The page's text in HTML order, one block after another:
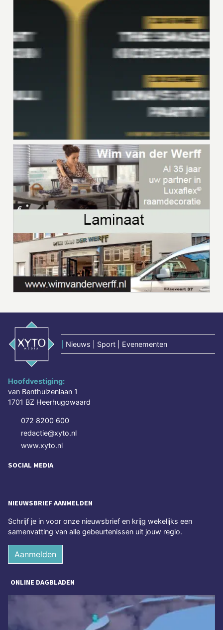
Nieuws | Sport | Evenementen
Hoofdvestiging:
van Benthuizenlaan 1
1701 BZ Heerhugowaard
072 8200 600
redactie@xyto.nl
www.xyto.nl
SOCIAL MEDIA
NIEUWSBRIEF AANMELDEN
Schrijf je in voor onze nieuwsbrief en krijg wekelijks een
samenvatting van alle gebeurtenissen uit jouw regio.
Aanmelden
ONLINE DAGBLADEN